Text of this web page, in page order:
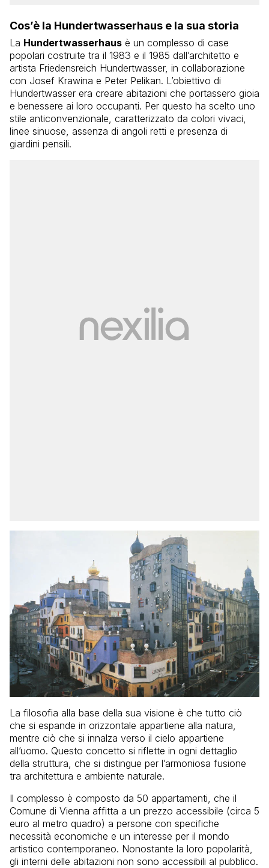
Cos’è la Hundertwasserhaus e la sua storia
La Hundertwasserhaus è un complesso di case
popolari costruite tra il 1983 e il 1985 dall’architetto e
artista Friedensreich Hundertwasser, in collaborazione
con Josef Krawina e Peter Pelikan. L’obiettivo di
Hundertwasser era creare abitazioni che portassero gioia
e benessere ai loro occupanti. Per questo ha scelto uno
stile anticonvenzionale, caratterizzato da colori vivaci,
linee sinuose, assenza di angoli retti e presenza di
giardini pensili.
La filosofia alla base della sua visione è che tutto ciò
che si espande in orizzontale appartiene alla natura,
mentre ciò che si innalza verso il cielo appartiene
all’uomo. Questo concetto si riflette in ogni dettaglio
della struttura, che si distingue per l’armoniosa fusione
tra architettura e ambiente naturale.
Il complesso è composto da 50 appartamenti, che il
Comune di Vienna affitta a un prezzo accessibile (circa 5
euro al metro quadro) a persone con specifiche
necessità economiche e un interesse per il mondo
artistico contemporaneo. Nonostante la loro popolarità,
gli interni delle abitazioni non sono accessibili al pubblico.